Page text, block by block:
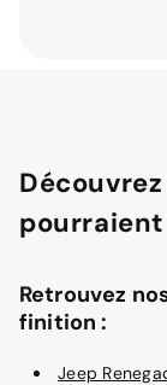
Retrouvez
finition :
Jeep